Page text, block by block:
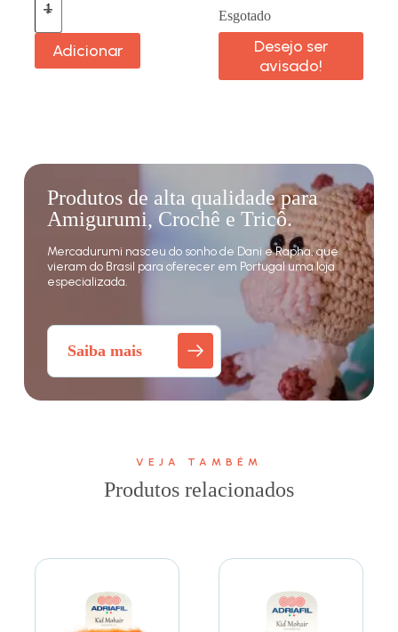
Adicionar
Esgotado
Desejo ser
avisado!
Produtos de alta qualidade para
Amigurumi, Crochê e Tricô.
Mercadurumi nasceu do sonho de Dani e Rapha, que
vieram do Brasil para oferecer em Portugal uma loja
especializada.
Saiba mais
VEJA TAMBÉM
Produtos relacionados